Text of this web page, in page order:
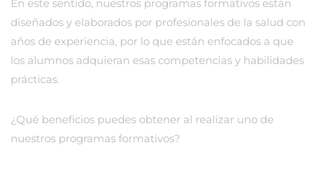
En este sentido, nuestros programas formativos están
diseñados y elaborados por profesionales de la salud con
años de experiencia, por lo que están enfocados a que
los alumnos adquieran esas competencias y habilidades
prácticas.
¿Qué beneficios puedes obtener al realizar uno de
nuestros programas formativos?